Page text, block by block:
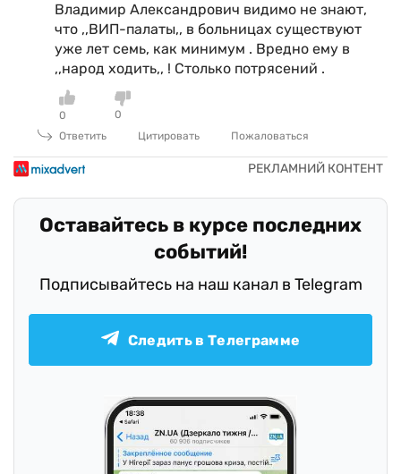
Владимир Александрович видимо не знают,
что ,,ВИП-палаты,, в больницах существуют
уже лет семь, как минимум . Вредно ему в
,,народ ходить,, ! Столько потрясений .
0
0
Ответить
Цитировать Пожаловаться
Оставайтесь в курсе последних
событий!
Подписывайтесь на наш канал в Telegram
Следить в Телеграмме